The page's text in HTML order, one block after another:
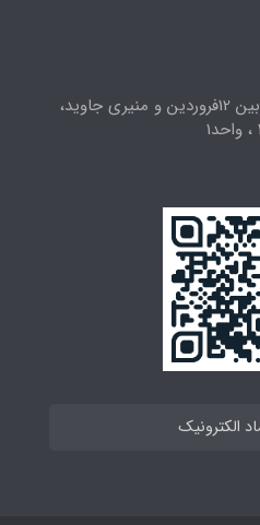
تهران، خیابان انقلاب ، بین 12فروردین و منیری جاوید،
الکترونیک